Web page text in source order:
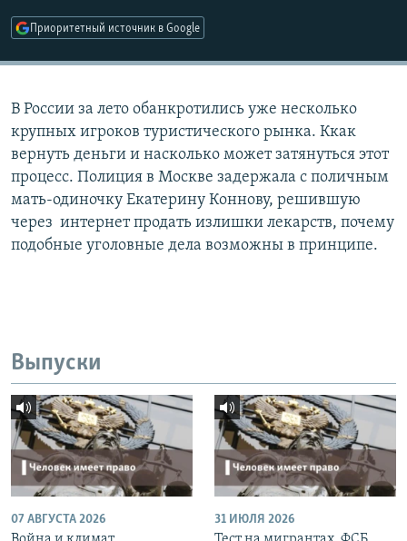
Все сайты РСЕ/РС
Приоритетный источник в Google
В России за лето обанкротились уже несколько
крупных игроков туристического рынка. Ккак
вернуть деньги и насколько может затянуться этот
процесс. Полиция в Москве задержала с поличным
мать-одиночку Екатерину Коннову, решившую
через интернет продать излишки лекарств, почему
подобные уголовные дела возможны в принципе.
Выпуски
07 АВГУСТА 2026 31 ИЮЛЯ 2026